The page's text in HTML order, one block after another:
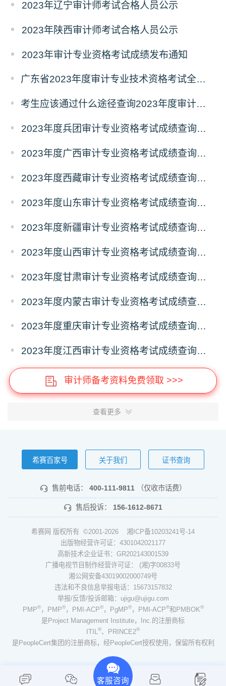
2023年辽宁审计师考试合格人员公示
2023年陕西审计师考试合格人员公示
2023年审计专业资格考试成绩发布通知
广东省2023年度审计专业技术资格考试全科成绩合格人员名单公示
考生应该通过什么途径查询2023年度审计专业技术资格考试成绩？
2023年度兵团审计专业资格考试成绩查询时间：12月5日起
2023年度广西审计专业资格考试成绩查询时间：12月5日起
2023年度西藏审计专业资格考试成绩查询时间：12月5日起
2023年度山东审计专业资格考试成绩查询时间：12月5日起
2023年度新疆审计专业资格考试成绩查询时间：12月5日起
2023年度山西审计专业资格考试成绩查询时间：12月5日起
2023年度甘肃审计专业资格考试成绩查询时间：12月5日起
2023年度内蒙古审计专业资格考试成绩查询时间：12月5日起
2023年度重庆审计专业资格考试成绩查询时间：12月5日起
2023年度江西审计专业资格考试成绩查询时间：12月5日起
审计师备考资料免费领取 >>>
查看更多
希赛百家号 关于我们 证书查询
售前电话： 400-111-9811 （仅收市话费）
售后投诉： 156-1612-8671
希赛网 版权所有 ©2001-2026 湘ICP备10203241号-14
出版物经营许可证：4301042021177
高新技术企业证书：GR202143001539
广播电视节目制作经营许可证： (湘)字00833号
湘公网安备43019002000749号
违法和不良信息举报电话：15673157832
举报/反馈/投诉邮箱：ujigu@ujigu.com
PMP®，PMP®，PMI-ACP®，PgMP®，PMI-ACP®和PMBOK®
是Project Management Institute，Inc.的注册商标
ITIL ®、PRINCE2®
是PeopleCert集团的注册商标，经PeopleCert授权使用，保留所有权利
客服咨询